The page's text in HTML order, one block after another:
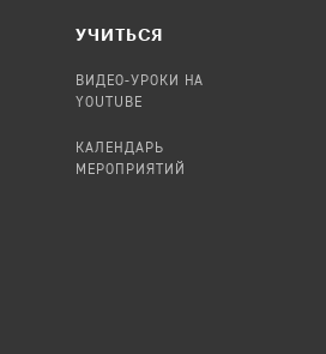
УЧИТЬСЯ
ВИДЕО-УРОКИ НА
YOUTUBE
КАЛЕНДАРЬ
МЕРОПРИЯТИЙ